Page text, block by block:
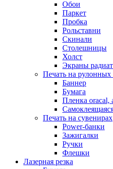
Обои
Паркет
Пробка
Рольставни
Скинали
Столешницы
Холст
Экраны
Печать на рулонных
Баннер
Бумага
Пленка oracal,
Печать на сувенирах
Power-банки
Зажигалки
Ручки
Флешки
Лазерная резка